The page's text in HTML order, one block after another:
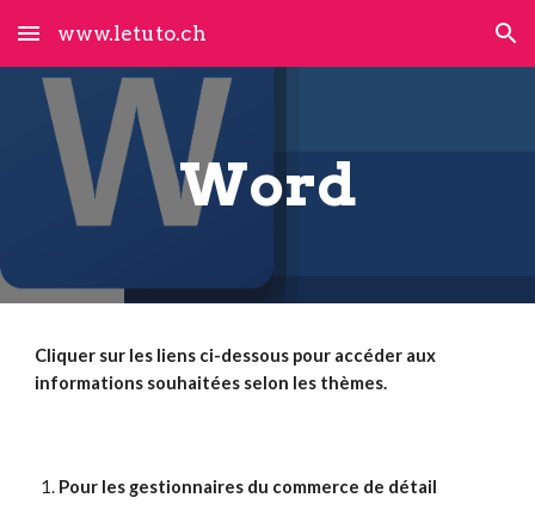
Skip to main content Skip to navigation
www.letuto.ch
Word
Cliquer sur les liens ci-dessous pour accéder aux
informations souhaitées selon les thèmes.
Pour les gestionnaires du commerce de détail